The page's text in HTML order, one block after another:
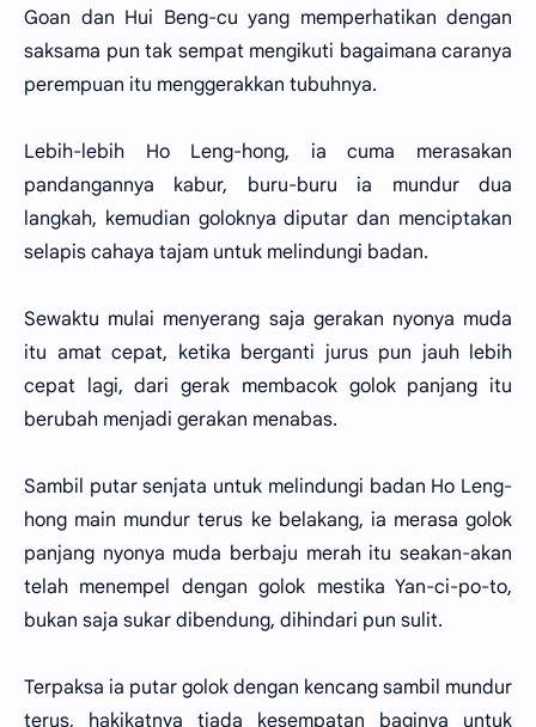
Goan dan Hui Beng-cu yang memperhatikan dengan
saksama pun tak sempat mengikuti bagaimana caranya
perempuan itu menggerakkan tubuhnya.
Lebih-lebih Ho Leng-hong, ia cuma merasakan
pandangannya kabur, buru-buru ia mundur dua
langkah, kemudian goloknya diputar dan menciptakan
selapis cahaya tajam untuk melindungi badan.
Sewaktu mulai menyerang saja gerakan nyonya muda
itu amat cepat, ketika berganti jurus pun jauh lebih
cepat lagi, dari gerak membacok golok panjang itu
berubah menjadi gerakan menabas.
Sambil putar senjata untuk melindungi badan Ho Leng-
hong main mundur terus ke belakang, ia merasa golok
panjang nyonya muda berbaju merah itu seakan-akan
telah menempel dengan golok mestika Yan-ci-po-to,
bukan saja sukar dibendung, dihindari pun sulit.
Terpaksa ia putar golok dengan kencang sambil mundur
terus, hakikatnya tiada kesempatan baginya untuk